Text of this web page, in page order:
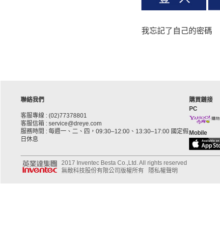
我忘記了自己的密碼
聯絡我們
客服專線 : (02)77378801
客服信箱 : service@dreye.com
服務時間 : 每週一、二、四，09:30–12:00、13:30–17:00 國定假
日休息
購買鏈接
PC
Mobile
2017 Inventec Besta Co.,Ltd. All rights reserved
無敵科技股份有限公司版權所有
隱私權聲明